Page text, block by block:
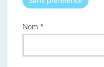
Nom